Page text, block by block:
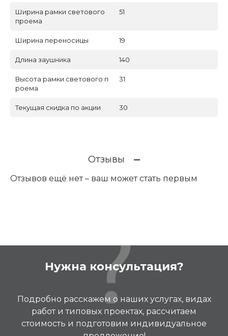
Ширина рамки светового
проема
51
Ширина переносицы 19
Длина заушника 140
Высота рамки светового п
роема
31
Текущая скидка по акции 30
Отзывы
Отзывов ещё нет – ваш может стать первым
Нужна консультация?
Подробно расскажем о наших услугах, видах
работ и типовых проектах, рассчитаем
стоимость и подготовим индивидуальное